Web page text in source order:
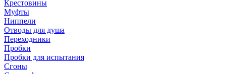
Крестовины
Муфты
Ниппели
Отводы для душа
Переходники
Пробки
Пробки для испытания
Сгоны